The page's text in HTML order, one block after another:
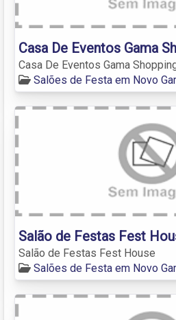
Casa De Eventos Gama
Casa De Eventos Gama
Salões de Festa em Novo
Salão de Festas Fest
Salão de Festas Fest House
Salões de Festa em Novo